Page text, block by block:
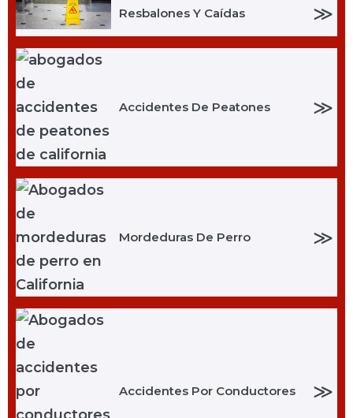
Resbalones Y Caídas ≫
Accidentes De Peatones ≫
Mordeduras De Perro ≫
Accidentes Por Conductores ≫